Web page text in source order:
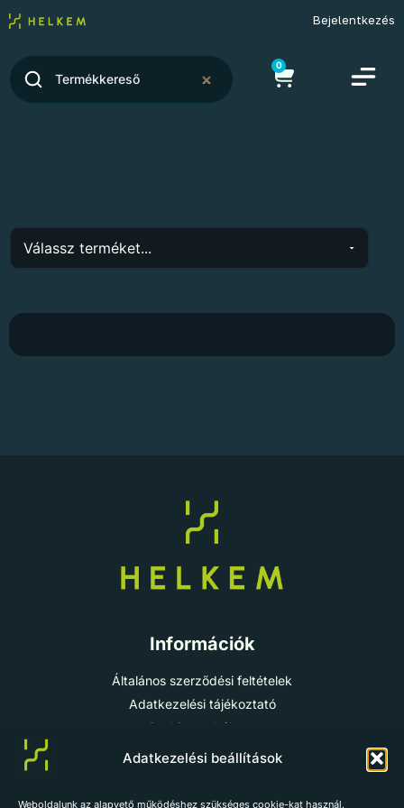
Adatkezelési beállítások
Weboldalunk az alapvető működéshez szükséges cookie-kat használ.
Bejelentkezés
0
Információk
Általános szerződési feltételek
Adatkezelési tájékoztató
Cookie-szabályzat
Impresszum